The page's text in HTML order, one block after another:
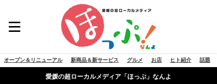
オープン＆リニューアル 新商品＆新サービス グルメ お店 ヒト紹介 話題
愛媛の超ローカルメディア「ほっぷ」なんよ